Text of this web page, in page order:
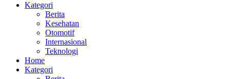
Kategori
Berita
Kesehatan
Otomotif
Internasional
Teknologi
Home
Kategori